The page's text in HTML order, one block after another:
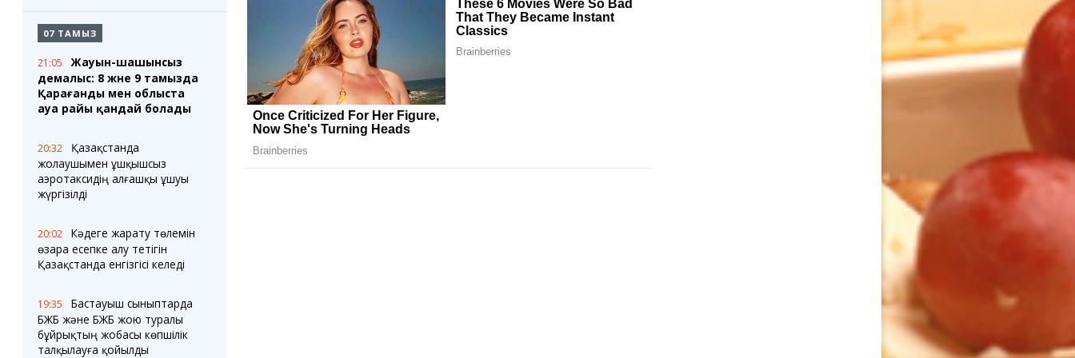
07 ТАМЫЗ
21:05
Жауын-шашынсыз
демалыс: 8 және 9 тамызда
Қарағанды мен облыста
ауа райы қандай болады
20:32
Қазақстанда
жолаушымен ұшқышсыз
аэротаксидің алғашқы ұшуы
жүргізілді
20:02
Кәдеге жарату төлемін
өзара есепке алу тетігін
Қазақстанда енгізгісі келеді
19:35
Бастауыш сыныптарда
БЖБ және БЖБ жою туралы
бұйрықтың жобасы көпшілік
талқылауға қойылды